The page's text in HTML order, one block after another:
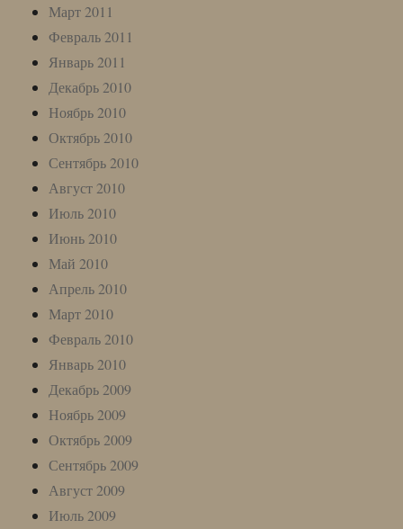
Март 2011
Февраль 2011
Январь 2011
Декабрь 2010
Ноябрь 2010
Октябрь 2010
Сентябрь 2010
Август 2010
Июль 2010
Июнь 2010
Май 2010
Апрель 2010
Март 2010
Февраль 2010
Январь 2010
Декабрь 2009
Ноябрь 2009
Октябрь 2009
Сентябрь 2009
Август 2009
Июль 2009